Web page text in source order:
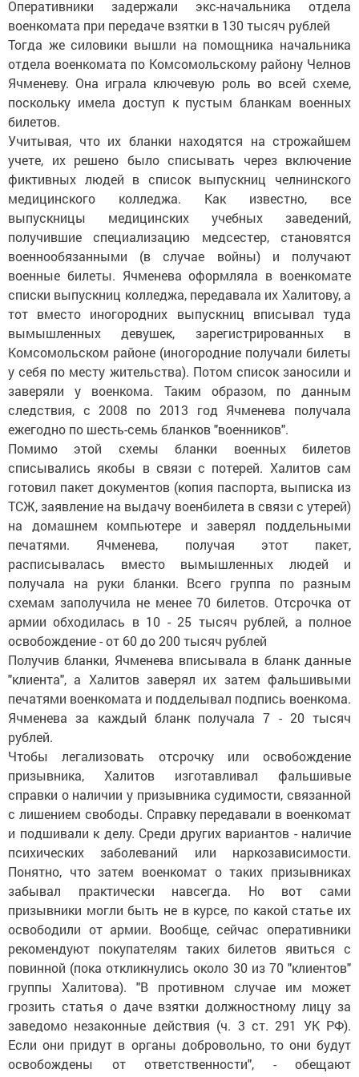
Оперативники задержали экс-начальника отдела
военкомата при передаче взятки в 130 тысяч рублей
Тогда же силовики вышли на помощника начальника
отдела военкомата по Комсомольскому району Челнов
Ячменеву. Она играла ключевую роль во всей схеме,
поскольку имела доступ к пустым бланкам военных
билетов.
Учитывая, что их бланки находятся на строжайшем
учете, их решено было списывать через включение
фиктивных людей в список выпускниц челнинского
медицинского колледжа. Как известно, все
выпускницы медицинских учебных заведений,
получившие специализацию медсестер, становятся
военнообязанными (в случае войны) и получают
военные билеты. Ячменева оформляла в военкомате
списки выпускниц колледжа, передавала их Халитову, а
тот вместо иногородних выпускниц вписывал туда
вымышленных девушек, зарегистрированных в
Комсомольском районе (иногородние получали билеты
у себя по месту жительства). Потом список заносили и
заверяли у военкома. Таким образом, по данным
следствия, с 2008 по 2013 год Ячменева получала
ежегодно по шесть-семь бланков "военников".
Помимо этой схемы бланки военных билетов
списывались якобы в связи с потерей. Халитов сам
готовил пакет документов (копия паспорта, выписка из
ТСЖ, заявление на выдачу военбилета в связи с утерей)
на домашнем компьютере и заверял поддельными
печатями. Ячменева, получая этот пакет,
расписывалась вместо вымышленных людей и
получала на руки бланки. Всего группа по разным
схемам заполучила не менее 70 билетов. Отсрочка от
армии обходилась в 10 - 25 тысяч рублей, а полное
освобождение - от 60 до 200 тысяч рублей
Получив бланки, Ячменева вписывала в бланк данные
"клиента", а Халитов заверял их затем фальшивыми
печатями военкомата и подделывал подпись военкома.
Ячменева за каждый бланк получала 7 - 20 тысяч
рублей.
Чтобы легализовать отсрочку или освобождение
призывника, Халитов изготавливал фальшивые
справки о наличии у призывника судимости, связанной
с лишением свободы. Справку передавали в военкомат
и подшивали к делу. Среди других вариантов - наличие
психических заболеваний или наркозависимости.
Понятно, что затем военкомат о таких призывниках
забывал практически навсегда. Но вот сами
призывники могли быть не в курсе, по какой статье их
освободили от армии. Вообще, сейчас оперативники
рекомендуют покупателям таких билетов явиться с
повинной (пока откликнулись около 30 из 70 "клиентов"
группы Халитова). "В противном случае им может
грозить статья о даче взятки должностному лицу за
заведомо незаконные действия (ч. 3 ст. 291 УК РФ).
Если они придут в органы добровольно, то они будут
освобождены от ответственности", - обещают